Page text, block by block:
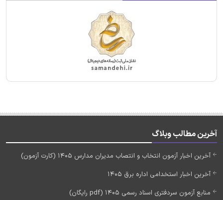
آخرین مطالب وبلاگ
آخرین اخبار آزمون انتخاب و انتصاب مدیران مدارس 1405 (کارت آزمون)
آخرین اخبار استخدامی اداره برق 1405
منابع آزمون سردفتری اسناد رسمی 1405 (pdf رایگان)